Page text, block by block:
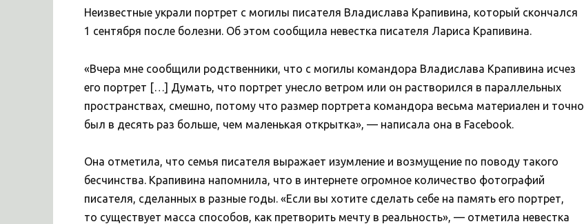
Неизвестные украли портрет с могилы писателя Владислава Крапивина, который скончался
1 сентября после болезни. Об этом сообщила невестка писателя Лариса Крапивина.
«Вчера мне сообщили родственники, что с могилы командора Владислава Крапивина исчез
его портрет […] Думать, что портрет унесло ветром или он растворился в параллельных
пространствах, смешно, потому что размер портрета командора весьма материален и точно
был в десять раз больше, чем маленькая открытка», — написала она в Facebook.
Она отметила, что семья писателя выражает изумление и возмущение по поводу такого
бесчинства. Крапивина напомнила, что в интернете огромное количество фотографий
писателя, сделанных в разные годы. «Если вы хотите сделать себе на память его портрет,
то существует масса способов, как претворить мечту в реальность», — отметила невестка